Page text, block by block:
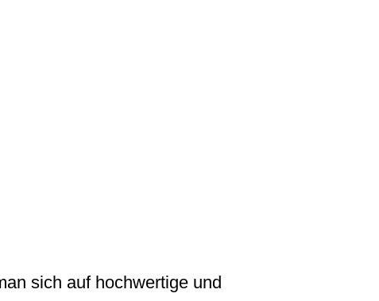
sich auf hochwertige und